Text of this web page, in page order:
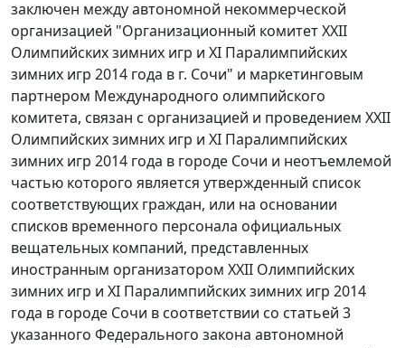
заключен между автономной некоммерческой
организацией "Организационный комитет XXII
Олимпийских зимних игр и XI Паралимпийских
зимних игр 2014 года в г. Сочи" и маркетинговым
партнером Международного олимпийского
комитета, связан с организацией и проведением XXII
Олимпийских зимних игр и XI Паралимпийских
зимних игр 2014 года в городе Сочи и неотъемлемой
частью которого является утвержденный список
соответствующих граждан, или на основании
списков временного персонала официальных
вещательных компаний, представленных
иностранным организатором XXII Олимпийских
зимних игр и XI Паралимпийских зимних игр 2014
года в городе Сочи в соответствии со статьей 3
указанного Федерального закона автономной